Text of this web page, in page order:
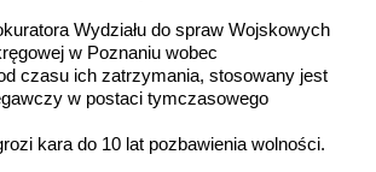
Wydziału do spraw Wojskowych
w Poznaniu wobec
czasu ich zatrzymania, stosowany jest
w postaci tymczasowego
kara do 10 lat pozbawienia wolności.